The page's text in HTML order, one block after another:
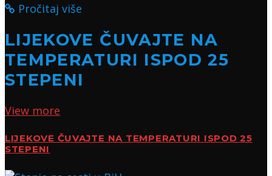
Pročitaj više
LIJEKOVE ČUVAJTE NA
TEMPERATURI ISPOD 25
STEPENI
View more
LIJEKOVE ČUVAJTE NA TEMPERATURI ISPOD 25
STEPENI